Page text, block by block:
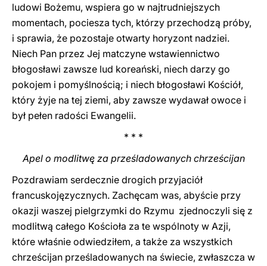
ludowi Bożemu, wspiera go w najtrudniejszych
momentach, pociesza tych, którzy przechodzą próby,
i sprawia, że pozostaje otwarty horyzont nadziei.
Niech Pan przez Jej matczyne wstawiennictwo
błogosławi zawsze lud koreański, niech darzy go
pokojem i pomyślnością; i niech błogosławi Kościół,
który żyje na tej ziemi, aby zawsze wydawał owoce i
był pełen radości Ewangelii.
* * *
Apel o modlitwę za prześladowanych chrześcijan
Pozdrawiam serdecznie drogich przyjaciół
francuskojęzycznych. Zachęcam was, abyście przy
okazji waszej pielgrzymki do Rzymu zjednoczyli się z
modlitwą całego Kościoła za te wspólnoty w Azji,
które właśnie odwiedziłem, a także za wszystkich
chrześcijan prześladowanych na świecie, zwłaszcza w